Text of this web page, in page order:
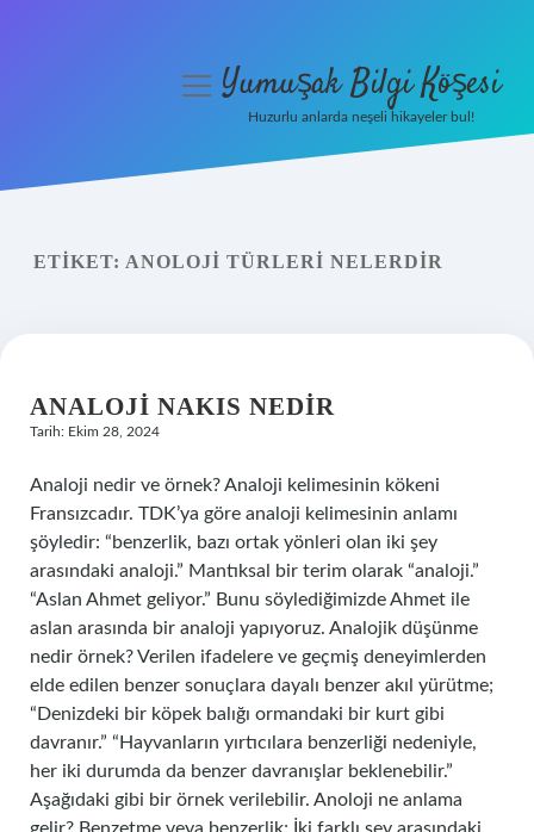
Yasal Uyarı
menüyüYumuşak Bilgi Köşesi
Huzurlu anlarda neşeli hikayeler bul!
ETIKET: ANOLOJI TÜRLERI NELERDIR
ANALOJI NAKIS NEDIR
Tarih: Ekim 28, 2024
Analoji nedir ve örnek? Analoji kelimesinin kökeni
Fransızcadır. TDK’ya göre analoji kelimesinin anlamı
şöyledir: “benzerlik, bazı ortak yönleri olan iki şey
arasındaki analoji.” Mantıksal bir terim olarak “analoji.”
“Aslan Ahmet geliyor.” Bunu söylediğimizde Ahmet ile
aslan arasında bir analoji yapıyoruz. Analojik düşünme
nedir örnek? Verilen ifadelere ve geçmiş deneyimlerden
elde edilen benzer sonuçlara dayalı benzer akıl yürütme;
“Denizdeki bir köpek balığı ormandaki bir kurt gibi
davranır.” “Hayvanların yırtıcılara benzerliği nedeniyle,
her iki durumda da benzer davranışlar beklenebilir.”
Aşağıdaki gibi bir örnek verilebilir. Anoloji ne anlama